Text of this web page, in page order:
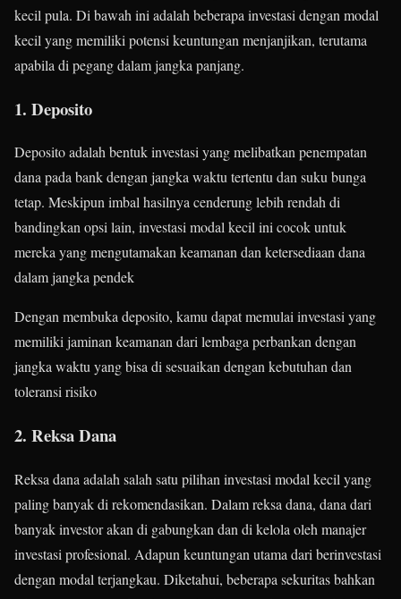
kecil pula. Di bawah ini adalah beberapa investasi dengan modal
kecil yang memiliki potensi keuntungan menjanjikan, terutama
apabila di pegang dalam jangka panjang.
1. Deposito
Deposito adalah bentuk investasi yang melibatkan penempatan
dana pada bank dengan jangka waktu tertentu dan suku bunga
tetap. Meskipun imbal hasilnya cenderung lebih rendah di
bandingkan opsi lain, investasi modal kecil ini cocok untuk
mereka yang mengutamakan keamanan dan ketersediaan dana
dalam jangka pendek
Dengan membuka deposito, kamu dapat memulai investasi yang
memiliki jaminan keamanan dari lembaga perbankan dengan
jangka waktu yang bisa di sesuaikan dengan kebutuhan dan
toleransi risiko
2. Reksa Dana
Reksa dana adalah salah satu pilihan investasi modal kecil yang
paling banyak di rekomendasikan. Dalam reksa dana, dana dari
banyak investor akan di gabungkan dan di kelola oleh manajer
investasi profesional. Adapun keuntungan utama dari berinvestasi
dengan modal terjangkau. Diketahui, beberapa sekuritas bahkan